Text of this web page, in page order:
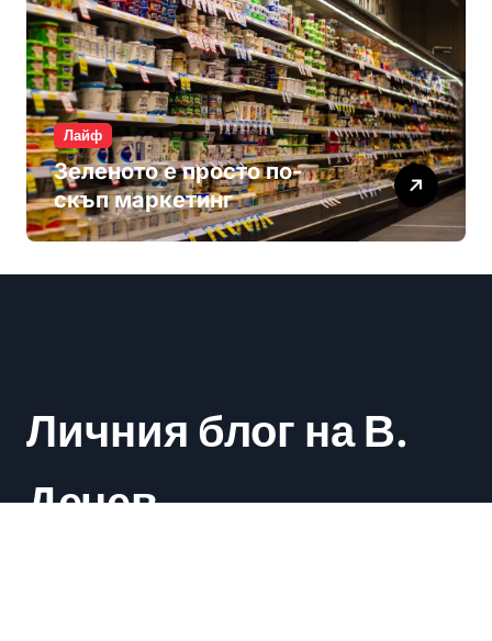
Лайф
Зеленото е просто по-
скъп маркетинг
Личния блог на В.
Дечев